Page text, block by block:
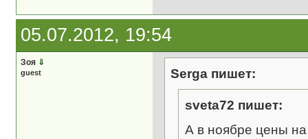
05.07.2012, 19:54
Зоя ⇓
guest Serga пишет:
sveta72 пишет:
А в ноябре цены